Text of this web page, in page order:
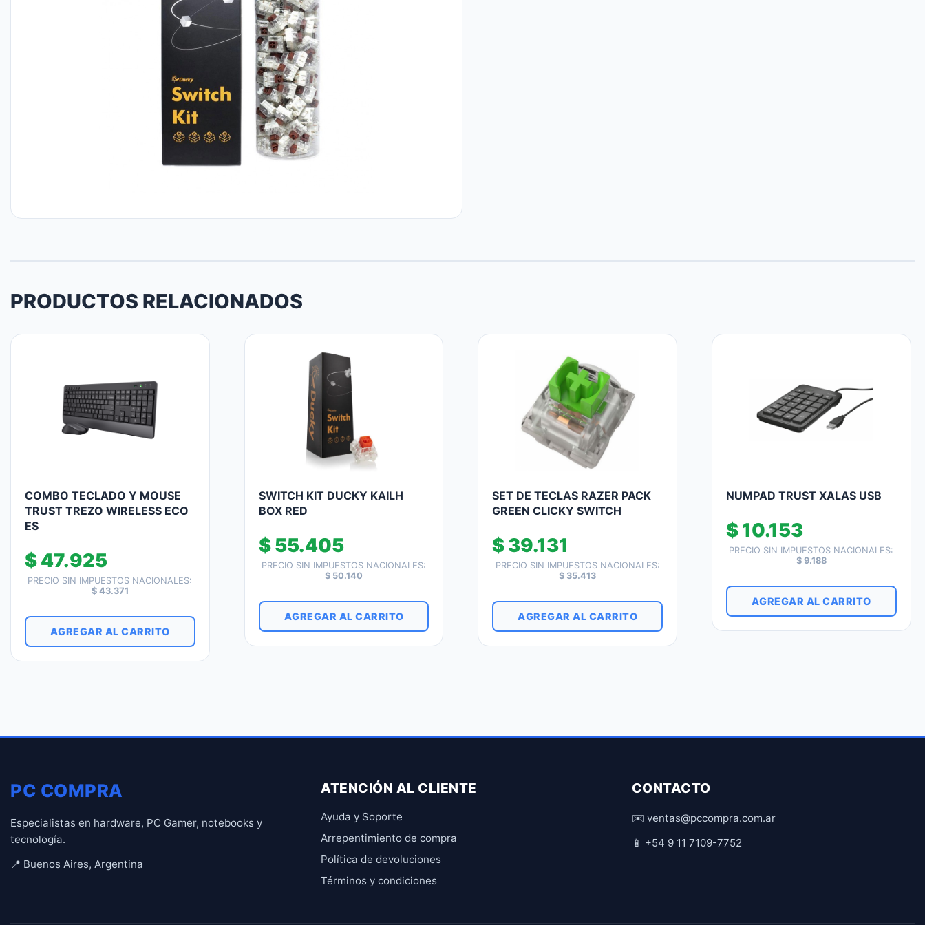
PRODUCTOS RELACIONADOS
COMBO TECLADO Y MOUSE
TRUST TREZO WIRELESS ECO
ES
$47.925
PRECIO SIN IMPUESTOS NACIONALES:
$43.371
AGREGAR AL CARRITO
SWITCH KIT DUCKY KAILH
BOX RED
$55.405
PRECIO SIN IMPUESTOS NACIONALES:
$ 50.140
AGREGAR AL CARRITO
SET DE TECLAS RAZER PACK
GREEN CLICKY SWITCH
$39.131
PRECIO SIN IMPUESTOS NACIONALES:
$ 35.413
AGREGAR AL CARRITO
NUMPAD TRUST XALAS USB
$10.153
PRECIO SIN IMPUESTOS NACIONALES:
$9.188
AGREGAR AL CARRITO
PC COMPRA
Especialistas en hardware, PC Gamer, notebooks y
tecnología.
📍 Buenos Aires, Argentina
ATENCIÓN AL CLIENTE
Ayuda y Soporte
Arrepentimiento de compra
Política de devoluciones
Términos y condiciones
CONTACTO
✉️ ventas@pccompra.com.ar
📱 +54 9 11 7109-7752